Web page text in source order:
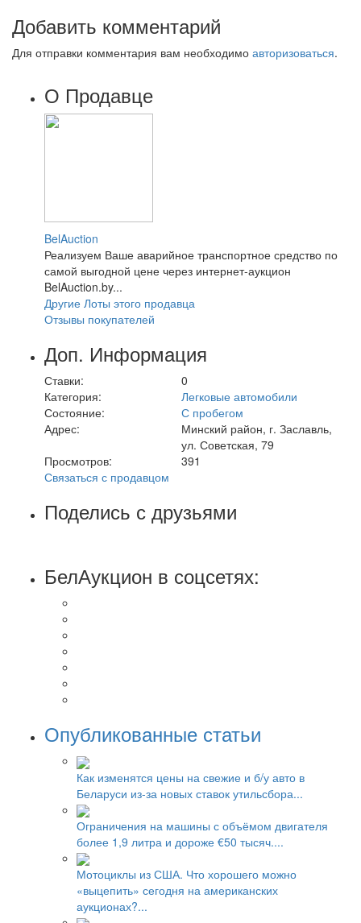
Добавить комментарий
Для отправки комментария вам необходимо авторизоваться.
О Продавце
BelAuction
Реализуем Ваше аварийное транспортное средство по
самой выгодной цене через интернет-аукцион
BelAuction.by...
Другие Лоты этого продавца
Отзывы покупателей
Доп. Информация
Ставки:
0
Категория:
Легковые автомобили
Состояние:
С пробегом
Адрес:
Минский район, г. Заславль,
ул. Советская, 79
Просмотров:
391
Связаться с продавцом
Поделись с друзьями
БелАукцион в соцсетях:
Опубликованные статьи
Как изменятся цены на свежие и б/у авто в
Беларуси из-за новых ставок утильсбора...
Ограничения на машины с объёмом двигателя
более 1,9 литра и дороже €50 тысяч....
Мотоциклы из США. Что хорошего можно
«выцепить» сегодня на американских
аукционах?...